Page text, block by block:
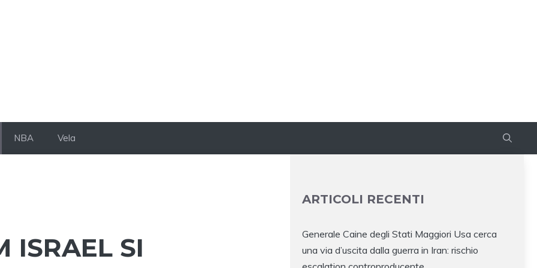
NBA Vela
ISRAEL SI
ARTICOLI RECENTI
Generale Caine degli Stati Maggiori Usa cerca
una via d’uscita dalla guerra in Iran: rischio